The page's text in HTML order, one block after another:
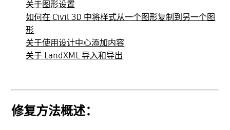
关于图形设置
如何在 Civil 3D 中将样式从一个图形复制到另一个图
形
关于使用设计中心添加内容
关于 LandXML 导入和导出
修复方法概述：